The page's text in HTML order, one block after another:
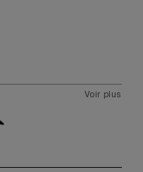
Voir plus